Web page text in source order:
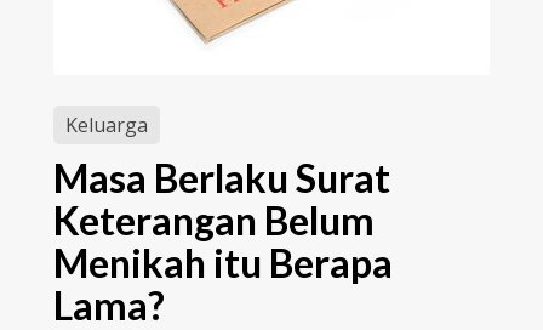
Keluarga
Masa Berlaku Surat
Keterangan Belum
Menikah itu Berapa
Lama?